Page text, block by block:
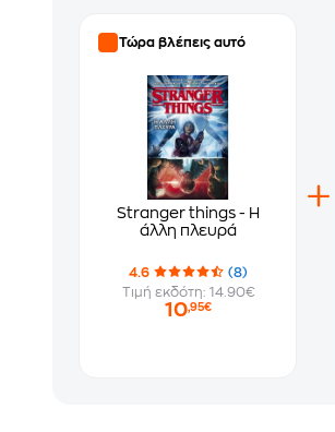
Τώρα βλέπεις αυτό
Stranger things - Η
άλλη πλευρά
4.6
(8)
Τιμή εκδότη: 14.90€
10,95€